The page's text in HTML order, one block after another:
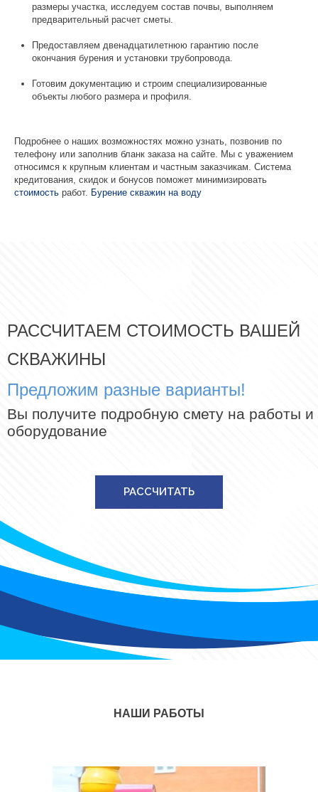
размеры участка, исследуем состав почвы, выполняем
предварительный расчет сметы.
Предоставляем двенадцатилетнюю гарантию после
окончания бурения и установки трубопровода.
Готовим документацию и строим специализированные
объекты любого размера и профиля.
Подробнее о наших возможностях можно узнать, позвонив по
телефону или заполнив бланк заказа на сайте. Мы с уважением
относимся к крупным клиентам и частным заказчикам. Система
кредитования, скидок и бонусов поможет минимизировать
стоимость работ. Бурение скважин на воду
РАССЧИТАЕМ СТОИМОСТЬ ВАШЕЙ
СКВАЖИНЫ
Предложим разные варианты!
Вы получите подробную смету на работы и
оборудование
РАССЧИТАТЬ
НАШИ РАБОТЫ